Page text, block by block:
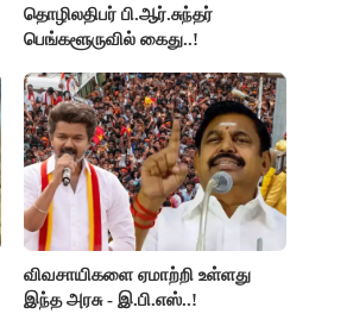
தொழிலதிபர் பி.ஆர்.சுந்தர்
பெங்களூருவில் கைது..!
விவசாயிகளை ஏமாற்றி உள்ளது
இந்த அரசு - இ.பி.எஸ்..!